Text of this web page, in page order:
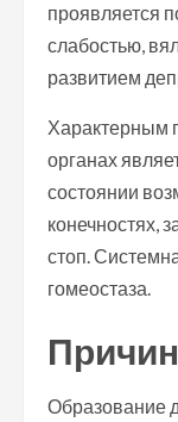
проявляется
слабостью,
развитием
Характерным
органах
состоянии
конечностях,
стоп.
гомеостаза.
Образование